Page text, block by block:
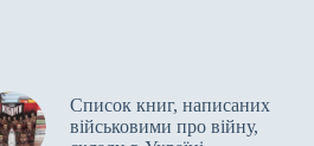
Список книг, написаних
військовими про війну,